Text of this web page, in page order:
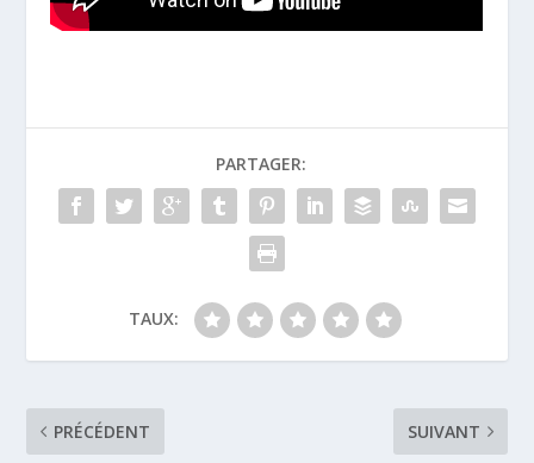
PARTAGER:
TAUX:
PRÉCÉDENT SUIVANT